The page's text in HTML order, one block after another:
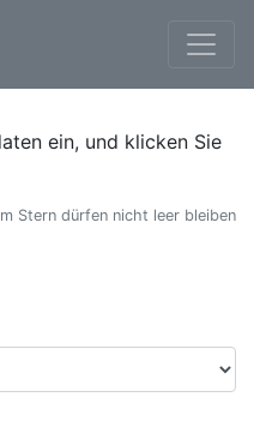
ein, und klicken Sie
Stern dürfen nicht leer bleiben